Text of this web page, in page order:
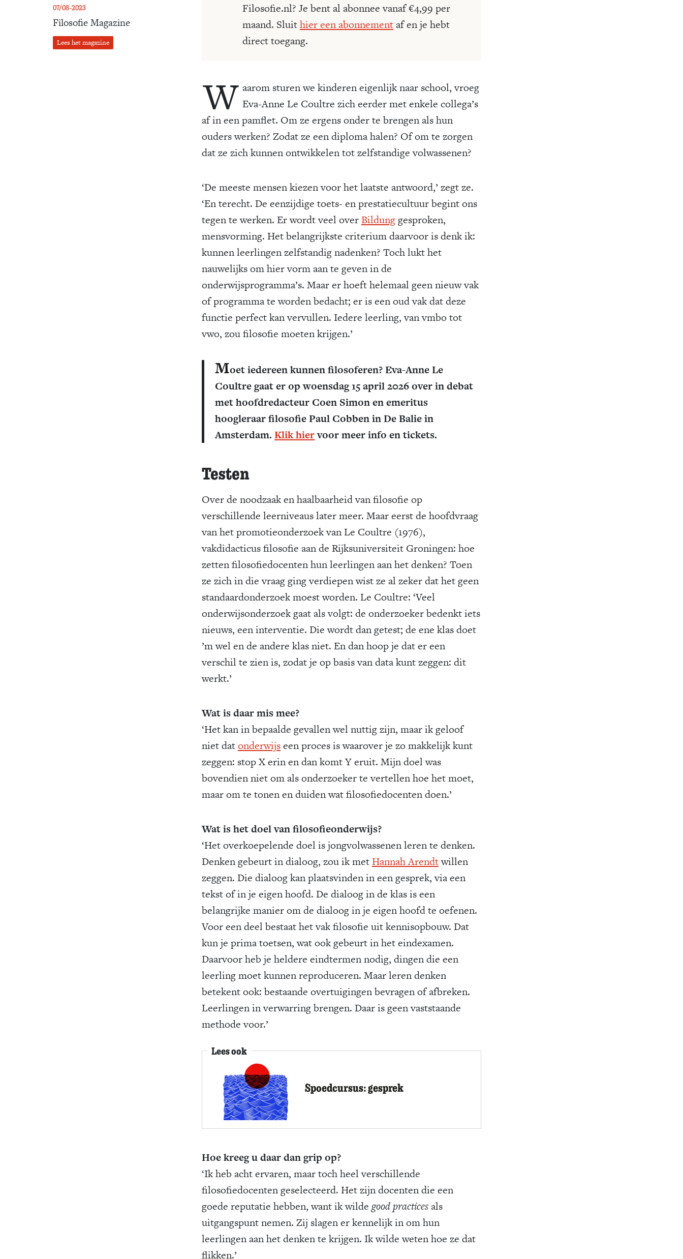
07/08-2023
Filosofie Magazine
Lees het magazine
Filosofie.nl? Je bent al abonnee vanaf €4,99 per
maand. Sluithier een abonnementaf en je hebt
direct toegang.
W aarom sturen we ­kinderen eigenlijk naar school, vroeg
Eva-Anne Le Coul­tre zich eerder met enkele collega’s
af in een pamflet. Om ze ergens onder te brengen als hun
ouders werken? Zodat ze een diploma halen? Of om te zorgen
dat ze zich kunnen ontwikkelen tot zelfstandige volwassenen?
‘De meeste mensen kiezen voor het laatste antwoord,’ zegt ze.
‘En terecht. De eenzijdige toets- en prestatiecultuur begint ons
tegen te werken. Er wordt veel over Bildunggesproken,
mensvorming. Het belangrijkste criterium daarvoor is denk ik:
kunnen leerlingen zelfstandig nadenken? Toch lukt het
nauwelijks om hier vorm aan te geven in de
onderwijsprogramma’s. Maar er hoeft helemaal geen nieuw vak
of programma te worden bedacht; er is een oud vak dat deze
functie perfect kan vervullen. Iedere leerling, van vmbo tot
vwo, zou filosofie moeten krijgen.’
Moet iedereen kunnen filosoferen?Eva-Anne Le
Coultregaat er op woensdag 15 april 2026 over in debat
met hoofdredacteur Coen Simon en emeritus
hoogleraar filosofie Paul Cobben in De Balie in
Amsterdam.Klik hiervoor meer info en tickets.
Testen
Over de noodzaak en haalbaarheid van filosofie op
verschillende leerniveaus later meer. Maar eerst de hoofdvraag
van het promotieonderzoek van Le Coultre (1976),
vakdidacticus filosofie aan de Rijksuniversiteit Groningen: hoe
zetten filosofiedocenten hun leerlingen aan het denken? Toen
ze zich in die vraag ging verdiepen wist ze al zeker dat het geen
standaardonderzoek moest worden. Le Coultre: ‘Veel
onderwijsonderzoek gaat als volgt: de onderzoeker bedenkt iets
nieuws, een interventie. Die wordt dan getest; de ene klas doet
’m wel en de andere klas niet. En dan hoop je dat er een
verschil te zien is, zodat je op basis van data kunt zeggen: dit
werkt.’
Wat is daar mis mee?
‘Het kan in bepaalde gevallen wel nuttig zijn, maar ik geloof
niet datonderwijseen proces is waarover je zo makkelijk kunt
zeggen: stop X erin en dan komt Y eruit. Mijn doel was
bovendien niet om als onderzoeker te vertellen hoe het moet,
maar om te tonen en duiden wat filosofiedocenten doen.’
Wat is het doel van filosofieonderwijs?
‘Het overkoepelende doel is jongvolwassenen leren te denken.
Denken gebeurt in dialoog, zou ik met Hannah Arendtwillen
zeggen. Die dialoog kan plaatsvinden in een gesprek, via een
tekst of in je eigen hoofd. De dialoog in de klas is een
belangrijke manier om de dialoog in je eigen hoofd te oefenen.
Voor een deel bestaat het vak filosofie uit kennisopbouw. Dat
kun je prima toetsen, wat ook gebeurt in het eindexamen.
Daarvoor heb je heldere eindtermen nodig, dingen die een
leerling moet kunnen reproduceren. Maar leren denken
betekent ook: bestaande overtuigingen bevragen of afbreken.
Leerlingen in verwarring brengen. Daar is geen vaststaande
methode voor.’
Lees ook
Spoedcursus: gesprek
Hoe kreeg u daar dan grip op?
‘Ik heb acht ervaren, maar toch heel verschillende
filosofiedocenten geselecteerd. Het zijn docenten die een
goede reputatie hebben, want ik wildegood practicesals
uitgangspunt nemen. Zij slagen er kennelijk in om hun
leerlingen aan het denken te krijgen. Ik wilde weten hoe ze dat
flikken.’